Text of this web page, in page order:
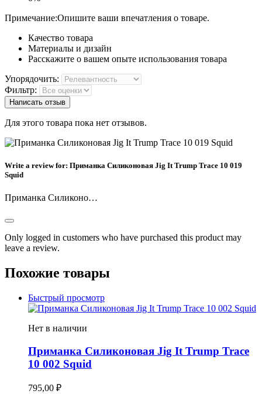
Примечание:Опишите ваши впечатления о товаре.
Качество товара
Материалы и дизайн
Расскажите о вашем опыте использования товара
Упорядочить:
Фильтр:
Написать отзыв
Для этого товара пока нет отзывов.
Write a review for: Приманка Силиконовая Jig It Trump Trace 10 019
Squid
Приманка Силиконо…
Only logged in customers who have purchased this product may
leave a review.
Похожие товары
Быстрый просмотр
Нет в наличии
Приманка Силиконовая Jig It Trump Trace
10 002 Squid
795,00 ₽